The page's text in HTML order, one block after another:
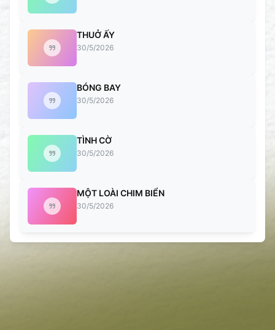
THUỞ ẤY
30/5/2026
BÓNG BAY
30/5/2026
TÌNH CỜ
30/5/2026
MỘT LOÀI CHIM BIỂN
30/5/2026